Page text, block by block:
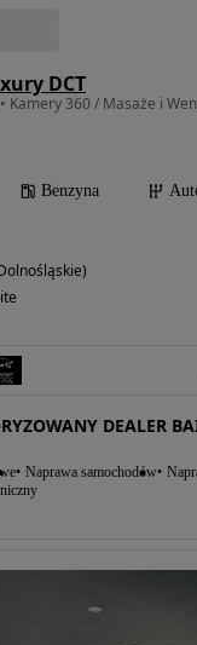
DCT
Benzyna
DEALER
Naprawa samochodów